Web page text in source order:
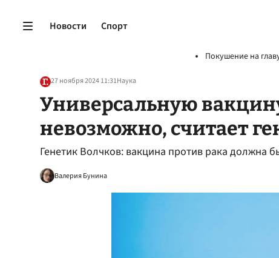
Новости Спорт
Покушение на
27 ноября 2024 11:31Наука
Универсальную
невозможно, считает
Генетик Волчков: вакцина против рака должна
Валерия Бунина